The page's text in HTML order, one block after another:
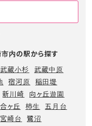
内の駅から探す
武蔵小杉
武蔵中原
宿河原
稲田堤
新川崎
向ヶ丘遊園
ヶ丘 柿生
五月台
宮崎台
鷺沼